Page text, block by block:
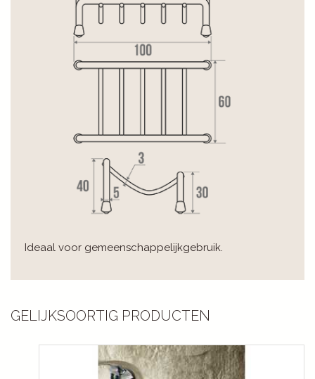
Ideaal voor gemeenschappelijkgebruik.
GELIJKSOORTIG PRODUCTEN